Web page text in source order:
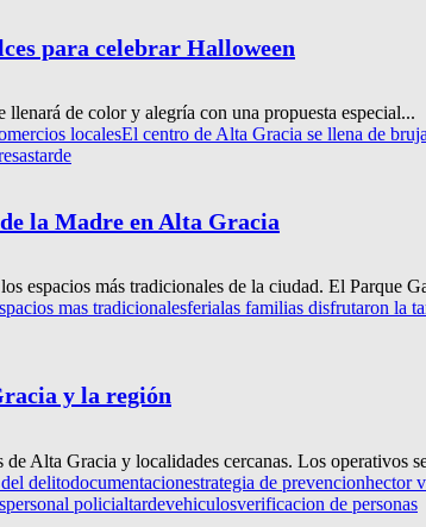
para celebrar Halloween
llenará de color y alegría con una propuesta especial...
localesEl centro de Alta Gracia se llena de
tarde
la Madre en Alta Gracia
espacios más tradicionales de la ciudad. El Parque
mas tradicionalesferialas familias disfrutaron la
y la región
Alta Gracia y localidades cercanas. Los operativos
delitodocumentacionestrategia de prevencionhector
personal policialtardevehiculosverificacion de personas